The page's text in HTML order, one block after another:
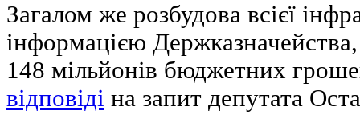
Загалом же розбудова всієї
інформацією
148 мільйонів бюджетних
відповіді на запит депутата